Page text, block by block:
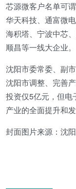
芯源微客户名单可
华天科技、通富微
海积塔、宁波中芯
顺昌等一线大企业。
沈阳市委常委、副
沈阳市调整、完善
投资仅5亿元，但电
产业的全面提升和发
封面图片来源：沈